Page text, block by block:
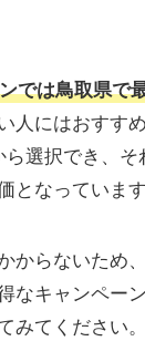
では鳥取県で
人にはおすす
選択でき、そ
となっています
からないため
なキャンペー
みてください。